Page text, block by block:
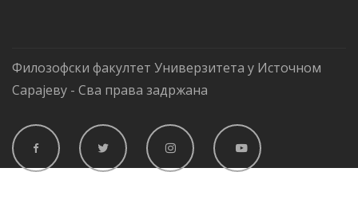
Филозофски факултет Универзитета у Источном
Сарајеву - Сва права задржана